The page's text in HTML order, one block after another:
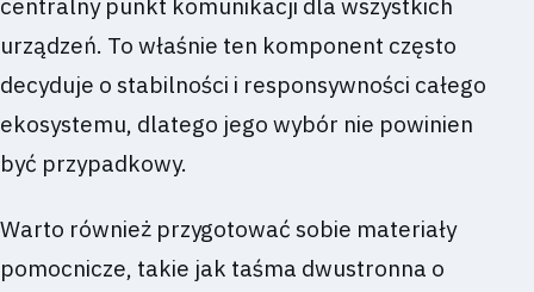
urządzeń. To właśnie ten komponent często
decyduje o stabilności i responsywności całego
ekosystemu, dlatego jego wybór nie powinien
być przypadkowy.
Warto również przygotować sobie materiały
pomocnicze, takie jak taśma dwustronna o